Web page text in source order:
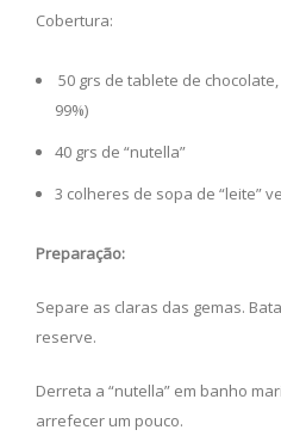
Cobertura:
50 grs de tablete de
99%)
40 grs de “nutella”
3 colheres de sopa de “leite”
Preparação:
Separe as claras das gemas.
reserve.
Derreta a “nutella” em banho
arrefecer um pouco.